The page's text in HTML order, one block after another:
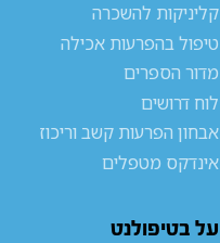
קליניקות להשכרה
טיפול בהפרעות אכילה
מדור הספרים
לוח דרושים
אבחון הפרעות קשב וריכוז
אינדקס מטפלים
על בטיפולנט